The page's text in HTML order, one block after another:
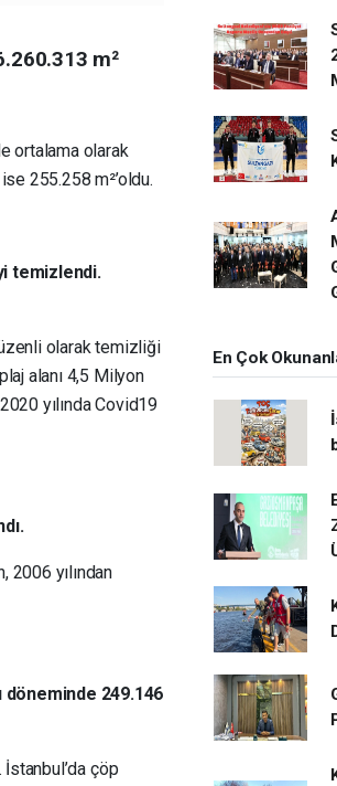
m²
ortalama olarak
255.258 m²’oldu.
temizlendi.
olarak temizliği
alanı 4,5 Milyon
yılında Covid19
2006 yılından
döneminde 249.146
çöp
En Çok